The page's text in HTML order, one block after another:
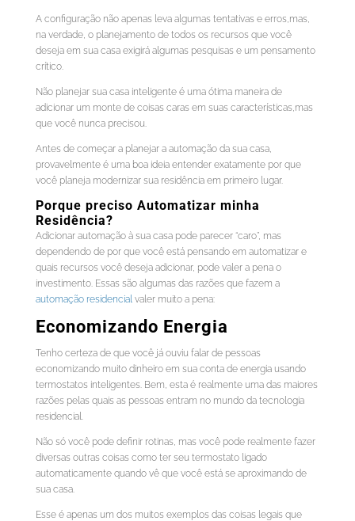
A configuração não apenas leva algumas tentativas e erros,mas,
na verdade, o planejamento de todos os recursos que você
deseja em sua casa exigirá algumas pesquisas e um pensamento
crítico.
Não planejar sua casa inteligente é uma ótima maneira de
adicionar um monte de coisas caras em suas características,mas
que você nunca precisou.
Antes de começar a planejar a automação da sua casa,
provavelmente é uma boa ideia entender exatamente por que
você planeja modernizar sua residência em primeiro lugar.
Porque preciso Automatizar minha
Residência?
Adicionar automação à sua casa pode parecer “caro”, mas
dependendo de por que você está pensando em automatizar e
quais recursos você deseja adicionar, pode valer a pena o
investimento. Essas são algumas das razões que fazem a
automação residencial valer muito a pena:
Economizando Energia
Tenho certeza de que você já ouviu falar de pessoas
economizando muito dinheiro em sua conta de energia usando
termostatos inteligentes. Bem, esta é realmente uma das maiores
razões pelas quais as pessoas entram no mundo da tecnologia
residencial.
Não só você pode definir rotinas, mas você pode realmente fazer
diversas outras coisas como ter seu termostato ligado
automaticamente quando vê que você está se aproximando de
sua casa.
Esse é apenas um dos muitos exemplos das coisas legais que